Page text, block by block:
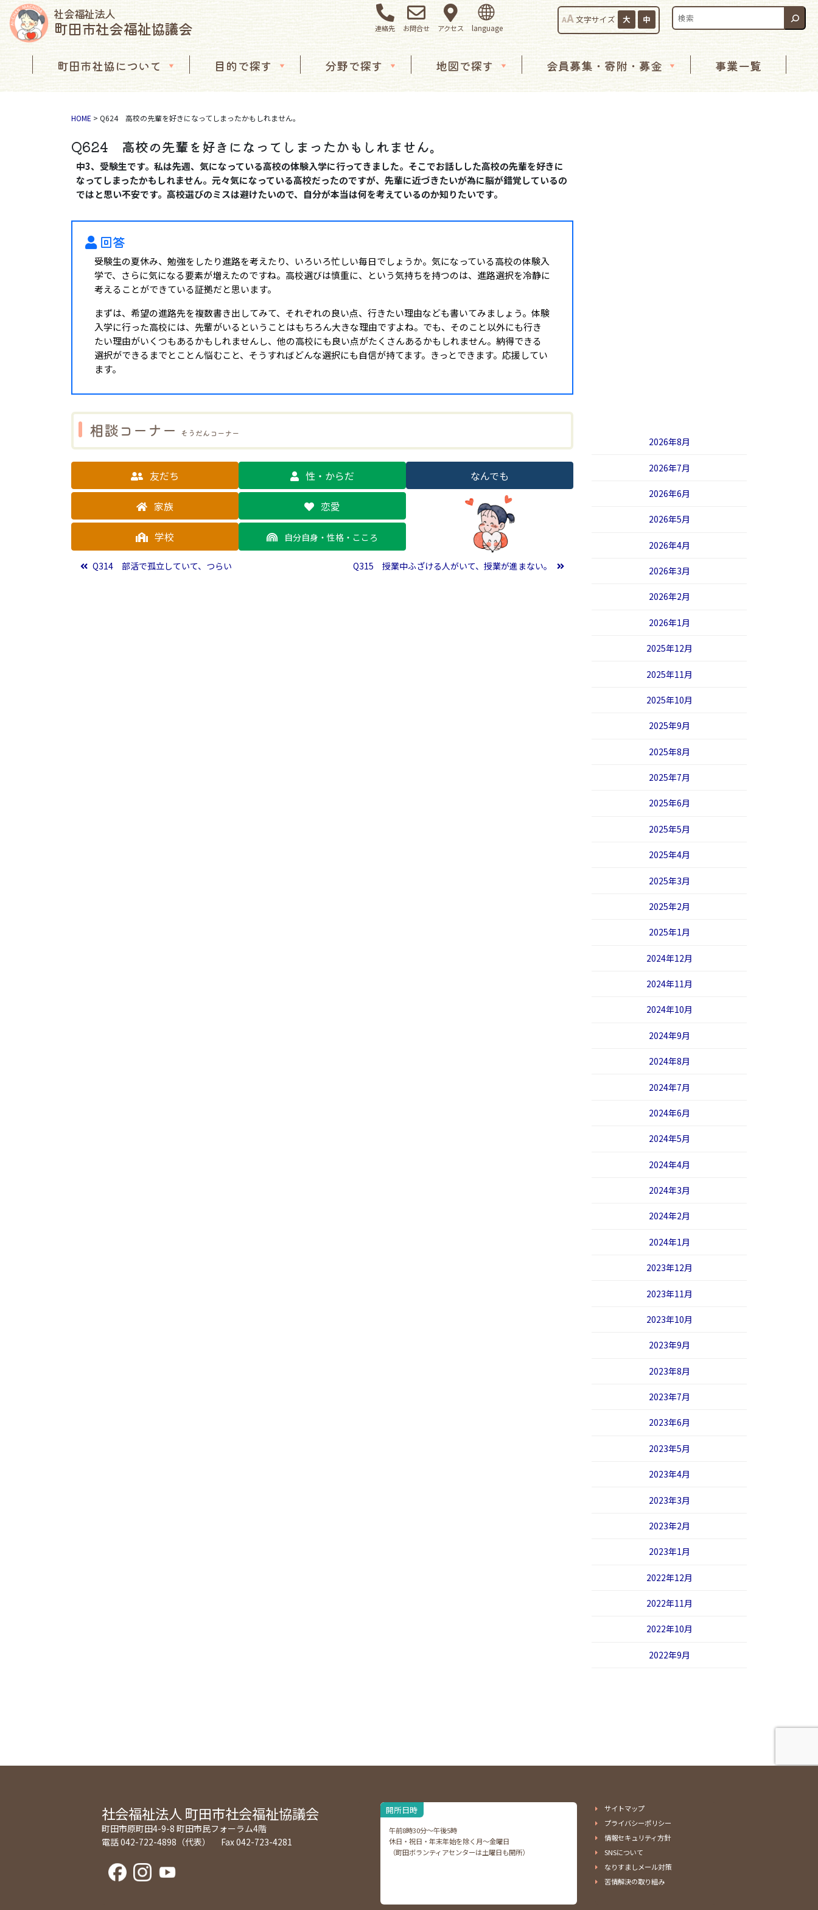
社会福祉法人
町田市社会福祉協議会 AA文字サイズ 大 中
検索:
連絡先 お問合せ アクセス
コンテンツへスキップ
メインナビゲーション
町田市社協について 目的で探す 分野で探す 地図で探す 会員募集・寄附・募金 事業一覧
HOME > Q624 高校の先輩を好きになってしまったかもしれません。
Q624 高校の先輩を好きになってしまったかもしれません。
中3、受験生です。私は先週、気になっている高校の体験入学に行ってきました。そこでお話しした高校の先輩を好きに
なってしまったかもしれません。元々気になっている高校だったのですが、先輩に近づきたいが為に脳が錯覚しているの
ではと思い不安です。高校選びのミスは避けたいので、自分が本当は何を考えているのか知りたいです。
回答
受験生の夏休み、勉強をしたり進路を考えたり、いろいろ忙しい毎日でしょうか。気になっている高校の体験入
学で、さらに気になる要素が増えたのですね。高校選びは慎重に、という気持ちを持つのは、進路選択を冷静に
考えることができている証拠だと思います。
まずは、希望の進路先を複数書き出してみて、それぞれの良い点、行きたい理由なども書いてみましょう。体験
入学に行った高校には、先輩がいるということはもちろん大きな理由ですよね。でも、そのこと以外にも行き
たい理由がいくつもあるかもしれませんし、他の高校にも良い点がたくさんあるかもしれません。納得できる
選択ができるまでとことん悩むこと、そうすればどんな選択にも自信が持てます。きっとできます。応援してい
ます。
相談コーナー そうだんコーナー
友だち
家族
学校
性・からだ
恋愛
自分自身・性格・こころ
なんでも
投稿ナビゲーション
Q314 部活で孤立していて、つらい Q315 授業中ふざける人がいて、授業が進まない。
2026年8月
2026年7月
2026年6月
2026年5月
2026年4月
2026年3月
2026年2月
2026年1月
2025年12月
2025年11月
2025年10月
2025年9月
2025年8月
2025年7月
2025年6月
2025年5月
2025年4月
2025年3月
2025年2月
2025年1月
2024年12月
2024年11月
2024年10月
2024年9月
2024年8月
2024年7月
2024年6月
2024年5月
2024年4月
2024年3月
2024年2月
2024年1月
2023年12月
2023年11月
2023年10月
2023年9月
2023年8月
2023年7月
2023年6月
2023年5月
2023年4月
2023年3月
2023年2月
2023年1月
2022年12月
2022年11月
2022年10月
2022年9月
社会福祉法人 町田市社会福祉協議会
町田市原町田4-9-8 町田市民フォーラム4階
電話 042-722-4898（代表） Fax 042-723-4281
開所日時
午前8時30分～午後5時
休日・祝日・年末年始を除く月～金曜日
（町田ボランティアセンターは土曜日も開所）
サイトマップ
プライバシーポリシー
情報セキュリティ方針
SNSについて
なりすましメール対策
苦情解決の取り組み